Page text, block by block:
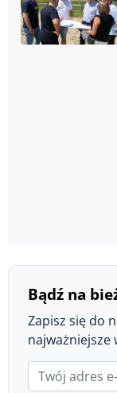
Bądź na
Zapisz się do
najważniejsze